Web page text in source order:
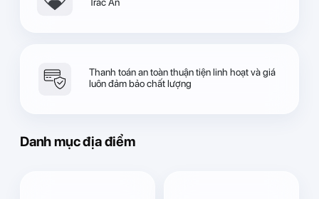
Thanh toán an toàn thuận tiện linh hoạt và giá
luôn đảm bảo chất lượng
Danh mục địa điểm